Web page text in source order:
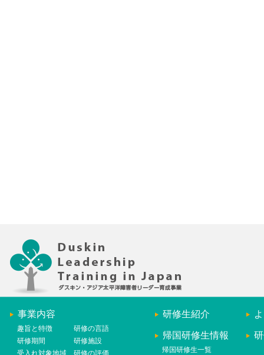
事業内容
趣旨と特徴
研修期間
受入れ対象地域
研修の言語
研修施設
研修の評価
研修生紹介
帰国研修生情報
帰国研修生一覧